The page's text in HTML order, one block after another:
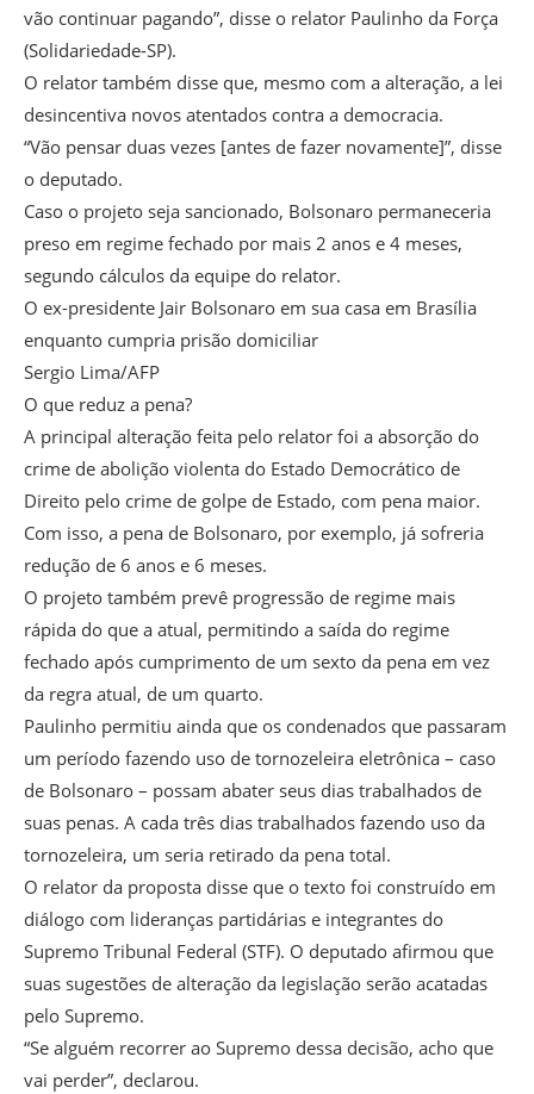
vão continuar pagando”, disse o relator Paulinho da Força
(Solidariedade-SP).
O relator também disse que, mesmo com a alteração, a lei
desincentiva novos atentados contra a democracia.
“Vão pensar duas vezes [antes de fazer novamente]”, disse
o deputado.
Caso o projeto seja sancionado, Bolsonaro permaneceria
preso em regime fechado por mais 2 anos e 4 meses,
segundo cálculos da equipe do relator.
O ex-presidente Jair Bolsonaro em sua casa em Brasília
enquanto cumpria prisão domiciliar
Sergio Lima/AFP
O que reduz a pena?
A principal alteração feita pelo relator foi a absorção do
crime de abolição violenta do Estado Democrático de
Direito pelo crime de golpe de Estado, com pena maior.
Com isso, a pena de Bolsonaro, por exemplo, já sofreria
redução de 6 anos e 6 meses.
O projeto também prevê progressão de regime mais
rápida do que a atual, permitindo a saída do regime
fechado após cumprimento de um sexto da pena em vez
da regra atual, de um quarto.
Paulinho permitiu ainda que os condenados que passaram
um período fazendo uso de tornozeleira eletrônica – caso
de Bolsonaro – possam abater seus dias trabalhados de
suas penas. A cada três dias trabalhados fazendo uso da
tornozeleira, um seria retirado da pena total.
O relator da proposta disse que o texto foi construído em
diálogo com lideranças partidárias e integrantes do
Supremo Tribunal Federal (STF). O deputado afirmou que
suas sugestões de alteração da legislação serão acatadas
pelo Supremo.
“Se alguém recorrer ao Supremo dessa decisão, acho que
vai perder”, declarou.